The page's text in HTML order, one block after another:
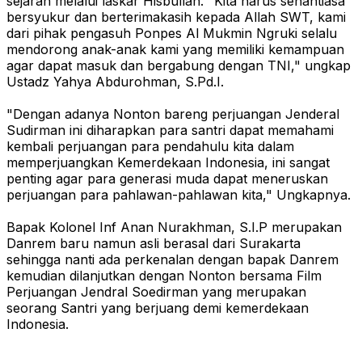
bersyukur dan berterimakasih kepada Allah SWT, kami
dari pihak pengasuh Ponpes Al Mukmin Ngruki selalu
mendorong anak-anak kami yang memiliki kemampuan
agar dapat masuk dan bergabung dengan TNI," ungkap
Ustadz Yahya Abdurohman, S.Pd.I.
"Dengan adanya Nonton bareng perjuangan Jenderal
Sudirman ini diharapkan para santri dapat memahami
kembali perjuangan para pendahulu kita dalam
memperjuangkan Kemerdekaan Indonesia, ini sangat
penting agar para generasi muda dapat meneruskan
perjuangan para pahlawan-pahlawan kita," Ungkapnya.
Bapak Kolonel Inf Anan Nurakhman, S.I.P merupakan
Danrem baru namun asli berasal dari Surakarta
sehingga nanti ada perkenalan dengan bapak Danrem
kemudian dilanjutkan dengan Nonton bersama Film
Perjuangan Jendral Soedirman yang merupakan
seorang Santri yang berjuang demi kemerdekaan
Indonesia.